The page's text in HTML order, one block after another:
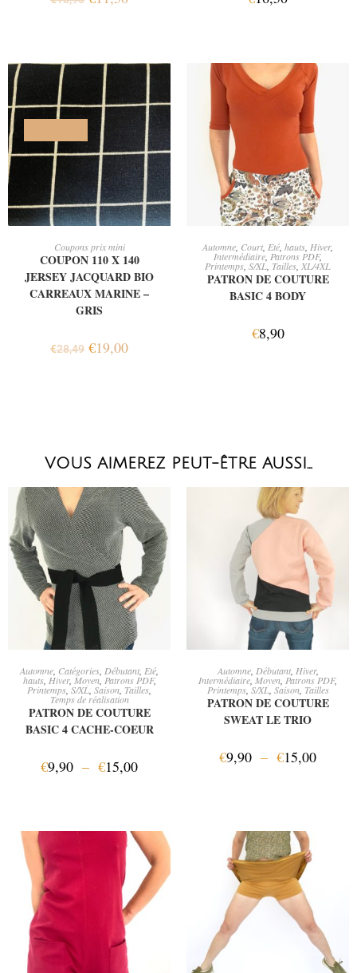
Coupons prix mini
COUPON 110 X 140
JERSEY JACQUARD BIO
CARREAUX MARINE –
GRIS
€28,49 €19,00
AJOUTER AU PANIER
Automne Court Eté hauts Hiver,
Intermédiaire Patrons PDF,
Printemps S/XL Tailles XL/4XL
PATRON DE COUTURE
BASIC 4 BODY
€8,90
VOUS AIMEREZ PEUT-ÊTRE AUSSI…
CHOIX DES OPTIONS
Automne Catégories Débutant Eté
hauts, Hiver, Moyen, Patrons PDF,
Printemps ,S/XL Saison Tailles
Temps de réalisation
PATRON DE COUTURE
BASIC 4 CACHE-COEUR
€9,90 – €15,00
CHOIX DES OPTIONS
Automne, Débutant, Hiver,
Intermédiaire, Moyen Patrons PDF,
Printemps,S/XL, Saison, Tailles
PATRON DE COUTURE
SWEAT LE TRIO
€9,90 – €15,00